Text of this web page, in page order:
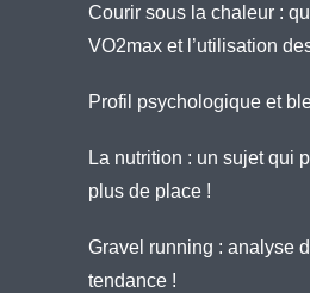
Courir sous la chaleur :
VO2max et l’utilisation
Profil psychologique et
La nutrition : un sujet qui
plus de place !
Gravel running : analyse
tendance !